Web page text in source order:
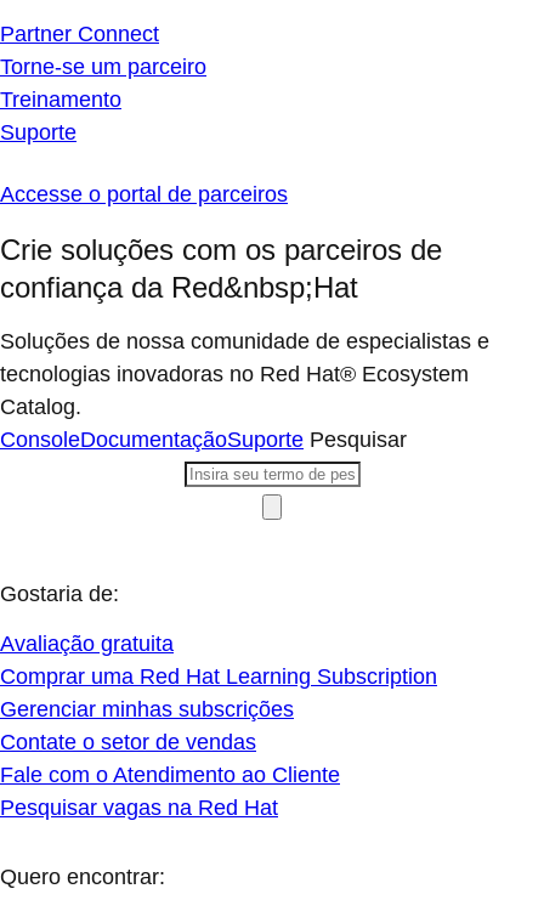
Partner Connect
Torne-se um parceiro
Treinamento
Suporte
Accesse o portal de parceiros
Crie soluções com os parceiros de
confiança da Red&nbsp;Hat
Soluções de nossa comunidade de especialistas e
tecnologias inovadoras no Red Hat® Ecosystem
Catalog.
ConsoleDocumentaçãoSuporte Pesquisar
Gostaria de:
Avaliação gratuita
Comprar uma Red Hat Learning Subscription
Gerenciar minhas subscrições
Contate o setor de vendas
Fale com o Atendimento ao Cliente
Pesquisar vagas na Red Hat
Quero encontrar: